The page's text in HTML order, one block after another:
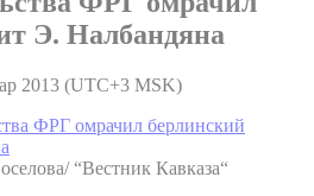
Э. Налбандяна
2013 (UTC+3 MSK)
“Вестник Кавказа“